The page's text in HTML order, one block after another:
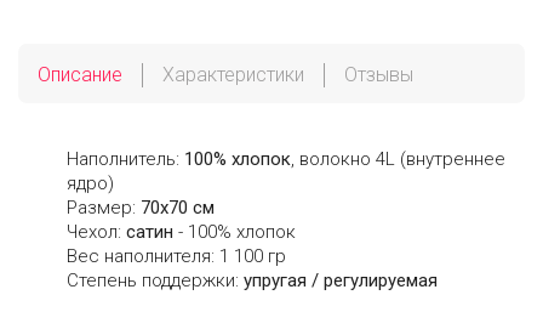
Описание Характеристики Отзывы
Наполнитель: 100% хлопок, волокно 4L (внутреннее
ядро)
Размер: 70х70 см
Чехол: сатин - 100% хлопок
Вес наполнителя: 1 100 гр
Степень поддержки: упругая / регулируемая